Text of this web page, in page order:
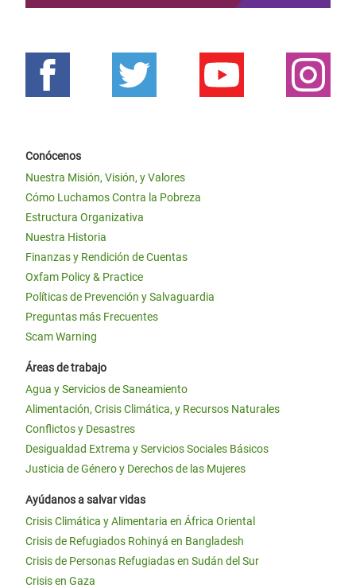
Conócenos
Nuestra Misión, Visión, y Valores
Cómo Luchamos Contra la Pobreza
Estructura Organizativa
Nuestra Historia
Finanzas y Rendición de Cuentas
Oxfam Policy & Practice
Políticas de Prevención y Salvaguardia
Preguntas más Frecuentes
Scam Warning
Áreas de trabajo
Agua y Servicios de Saneamiento
Alimentación, Crisis Climática, y Recursos Naturales
Conflictos y Desastres
Desigualdad Extrema y Servicios Sociales Básicos
Justicia de Género y Derechos de las Mujeres
Ayúdanos a salvar vidas
Crisis Climática y Alimentaria en África Oriental
Crisis de Refugiados Rohinyá en Bangladesh
Crisis de Personas Refugiadas en Sudán del Sur
Crisis en Gaza